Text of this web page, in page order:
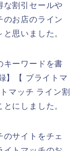
な割引セールや
のお店のライン
思いました。
キーワードを書
】【 ブライトマ
マッチ ライン割
にしました。
サイトをチェ